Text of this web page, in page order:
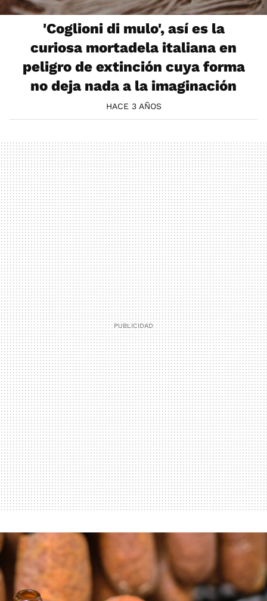
'Coglioni di mulo', así es la
curiosa mortadela italiana en
peligro de extinción cuya forma
no deja nada a la imaginación
HACE 3 AÑOS